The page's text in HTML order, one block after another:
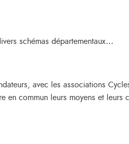
schémas départementaux…
avec les associations
commun leurs moyens et leurs